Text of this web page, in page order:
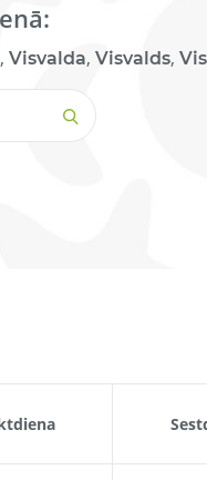
, Visvalda, Visvalds,